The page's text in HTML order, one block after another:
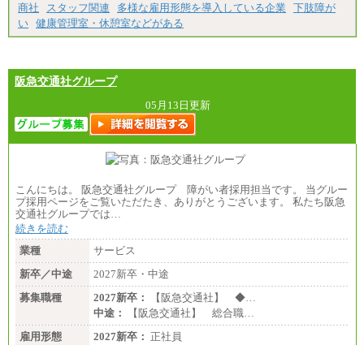
商社
スタッフ関連 多様な雇用形態を導入している企業
下肢障が
い 健康管理室・休憩室などがある
阪急交通社グループ
05月13日更新
こんにちは。 阪急交通社グループ 障がい者採用担当です。 当グルー
プ採用ページをご覧いただたき、ありがとうございます。 私たち阪急
交通社グループでは…
続きを読む
業種
サービス
新卒／中途
2027新卒・中途
募集職種
2027新卒：
【阪急交通社】 ◆…
中途：
【阪急交通社】 総合職…
雇用形態
2027新卒： 正社員